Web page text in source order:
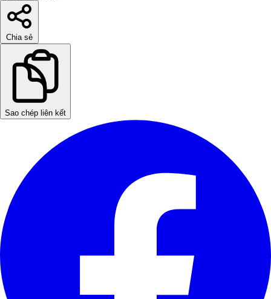
Chia sẻ
Sao chép liên kết